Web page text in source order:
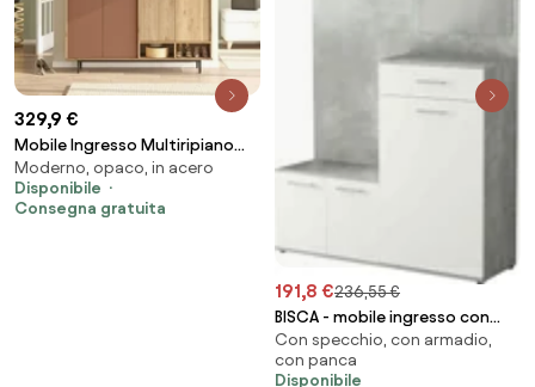
329,9 €
Mobile Ingresso Multiripiano
Con Scarpiera E Appendiabiti
Whisper Effetto Legno E Rosso
Moderno, opaco, in acero
Disponibile
Consegna gratuita
191,8 €236,55 €
BISCA - mobile ingresso con
attaccapanni
Con specchio, con armadio,
con panca
Disponibile